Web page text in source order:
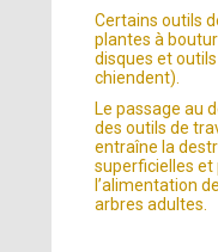
Certains outils
plantes à
disques et
chiendent).
Le passage au
des outils de
entraîne la
superficielles
l’alimentation
arbres adultes.